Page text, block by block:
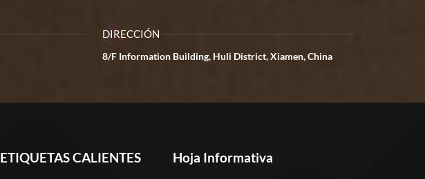
DIRECCIÓN
8/F Information Building, Huli District, Xiamen, China
ETIQUETAS CALIENTES Hoja Informativa